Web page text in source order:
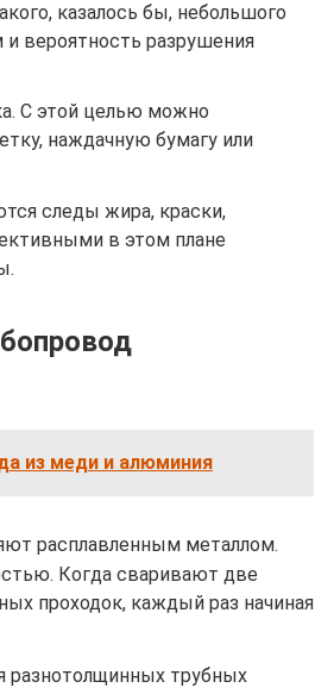
казалось бы, небольшого
вероятность разрушения
С этой целью можно
наждачную бумагу или
следы жира, краски,
в этом плане
из меди и алюминия
расплавленным металлом.
Когда сваривают две
проходок, каждый раз начиная
разнотолщинных трубных